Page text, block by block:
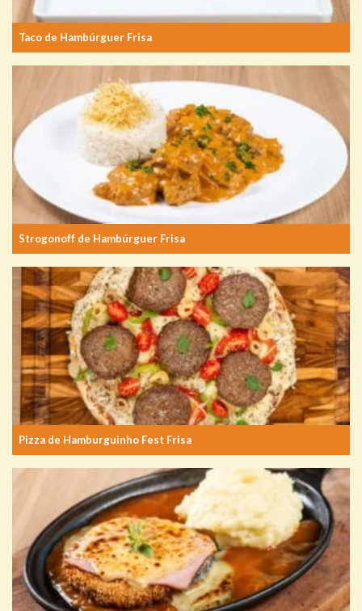
Taco de Hambúrguer Frisa
Strogonoff de Hambúrguer Frisa
Pizza de Hamburguinho Fest Frisa